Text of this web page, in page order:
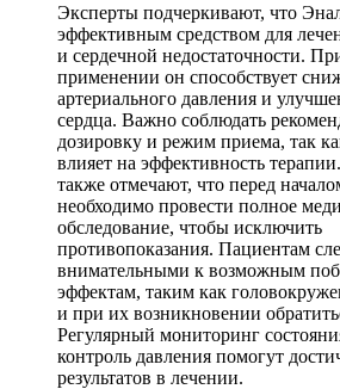
Эксперты подчеркивают, что
эффективным средством для
и сердечной недостаточности.
применении он способствует
артериального давления и
сердца. Важно соблюдать
дозировку и режим приема, так
влияет на эффективность
также отмечают, что перед
необходимо провести полное
обследование, чтобы исключить
противопоказания. Пациентам
внимательными к возможным
эффектам, таким как
и при их возникновении
Регулярный мониторинг
контроль давления помогут
результатов в лечении.